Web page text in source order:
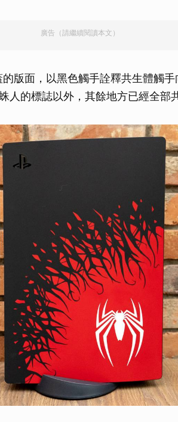
廣告（請繼續閱讀本文）
版面，以黑色觸手詮釋共生體觸
人的標誌以外，其餘地方已經全部
取消